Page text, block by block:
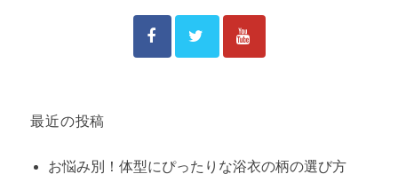
最近の投稿
お悩み別！体型にぴったりな浴衣の柄の選び方